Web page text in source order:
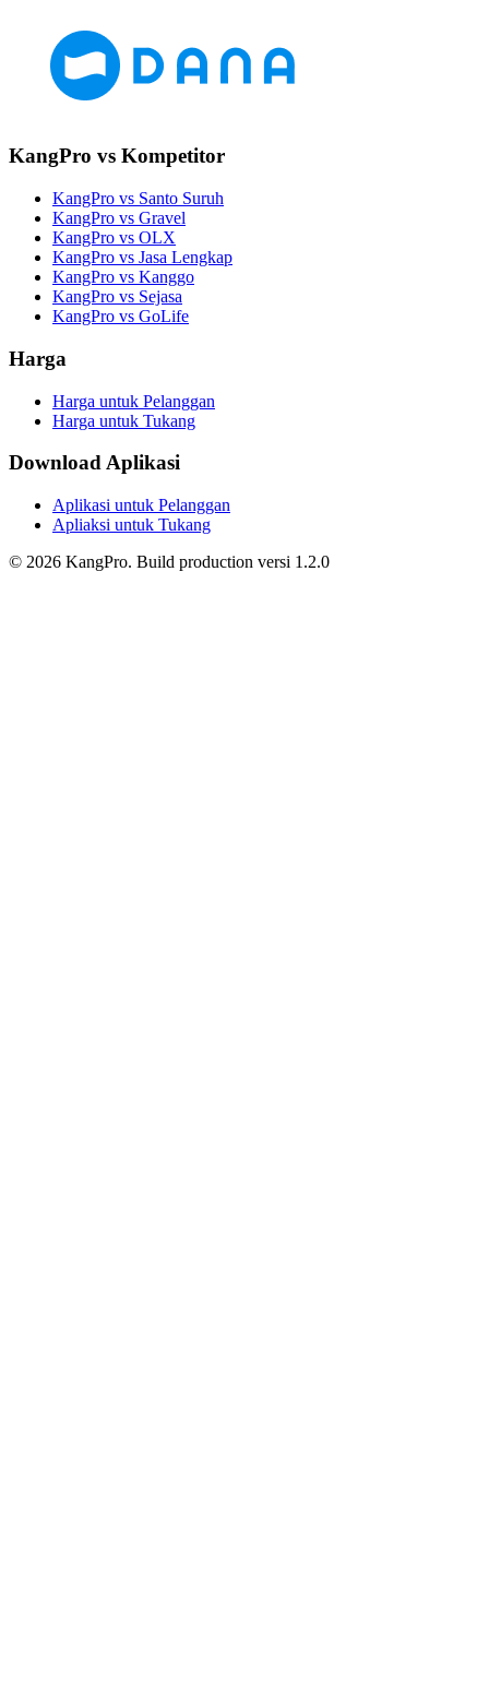
KangPro vs Kompetitor
KangPro vs Santo Suruh
KangPro vs Gravel
KangPro vs OLX
KangPro vs Jasa Lengkap
KangPro vs Kanggo
KangPro vs Sejasa
KangPro vs GoLife
Harga
Harga untuk Pelanggan
Harga untuk Tukang
Download Aplikasi
Aplikasi untuk Pelanggan
Apliaksi untuk Tukang
© 2026 KangPro. Build production versi 1.2.0